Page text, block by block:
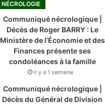
NÉCROLOGIE
Communiqué nécrologique |
Décès de Roger BARRY : Le
Ministère de l’Économie et des
Finances présente ses
condoléances à la famille
il y a 1 semaine
Communiqué nécrologique |
Décès du Général de Division